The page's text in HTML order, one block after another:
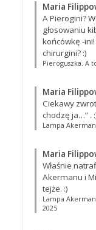
Maria
A Pierogini?
głosowaniu
końcówkę -
chirurgini? :)
Pieroguszka. A
Maria
Ciekawy
chodzę ja…”.
Lampa
Maria
Właśnie
Akermanu i
tejże. :)
Lampa
2025